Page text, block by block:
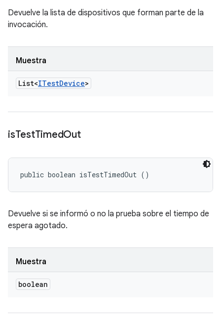
Devuelve la lista de dispositivos que forman parte de la
invocación.
Muestra
List<ITestDevice>
isTestTimedOut
public boolean isTestTimedOut ()
Devuelve si se informó o no la prueba sobre el tiempo de
espera agotado.
Muestra
boolean